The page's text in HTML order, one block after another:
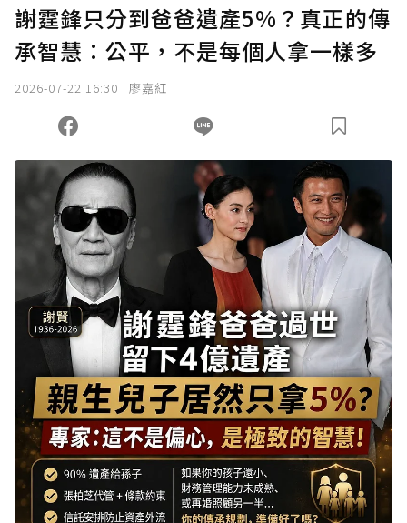
謝霆鋒只分到爸爸遺產5%？真正的傳
承智慧：公平，不是每個人拿一樣多
2026-07-22 16:30 廖嘉紅